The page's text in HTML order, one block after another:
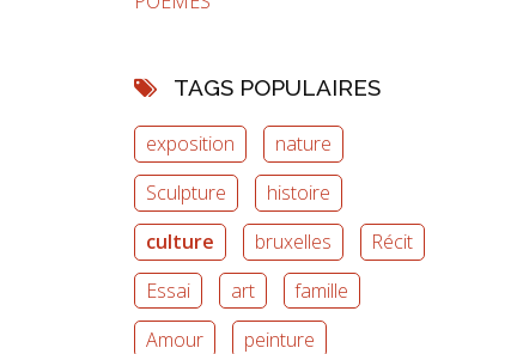
TAGS POPULAIRES
exposition
nature
Sculpture
histoire
culture
bruxelles
Récit
Essai
art
famille
Amour
peinture